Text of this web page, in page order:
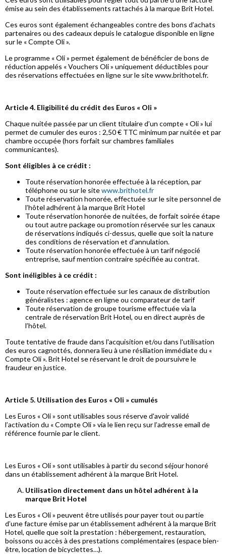
émise au sein des établissements rattachés à la marque Brit Hotel.
Ces euros sont également échangeables contre des bons d’achats
partenaires ou des cadeaux depuis le catalogue disponible en ligne
sur le « Compte Oli ».
Le programme « Oli » permet également de bénéficier de bons de
réduction appelés « Vouchers Oli » uniquement déductibles pour
des réservations effectuées en ligne sur le site www.brithotel.fr.
Article 4. Eligibilité du crédit des Euros « Oli »
Chaque nuitée passée par un client titulaire d’un compte « Oli » lui
permet de cumuler des euros : 2,50 € TTC minimum par nuitée et par
chambre occupée (hors forfait sur chambres familiales
communicantes).
Sont éligibles à ce crédit :
Toute réservation honorée effectuée à la réception, par
téléphone ou sur le sitewww.brithotel.fr
Toute réservation honorée, effectuée sur le site personnel de
l’hôtel adhérent à la marque Brit Hotel
Toute réservation honorée de nuitées, de forfait soirée étape
ou tout autre package ou promotion réservée sur les canaux
de réservations indiqués ci-dessus, quelle que soit la nature
des conditions de réservation et d’annulation.
Toute réservation honorée effectuée à un tarif négocié
entreprise, sauf mention contraire spécifiée au contrat.
Sont inéligibles à ce crédit :
Toute réservation effectuée sur les canaux de distribution
généralistes : agence en ligne ou comparateur de tarif
Toute réservation de groupe tourisme effectuée via la
centrale de réservation Brit Hotel, ou en direct auprès de
l’hôtel.
Toute tentative de fraude dans l'acquisition et/ou dans l'utilisation
des euros cagnottés, donnera lieu à une résiliation immédiate du «
Compte Oli ». Brit Hotel se réservant le droit de poursuivre le
fraudeur en justice.
Article 5. Utilisation des Euros « Oli » cumulés
Les Euros « Oli » sont utilisables sous réserve d'avoir validé
l’activation du « Compte Oli » via le lien reçu sur l’adresse email de
référence fournie par le client.
Les Euros « Oli » sont utilisables à partir du second séjour honoré
dans un établissement adhérent à la marque Brit Hotel.
Utilisation directement dans un hôtel adhérent à la
marque Brit Hotel
Les Euros « Oli » peuvent être utilisés pour payer tout ou partie
d’une facture émise par un établissement adhérent à la marque Brit
Hotel, quelle que soit la prestation : hébergement, restauration,
boissons ou accès à des prestations complémentaires (espace bien-
être, location de bicyclettes…).